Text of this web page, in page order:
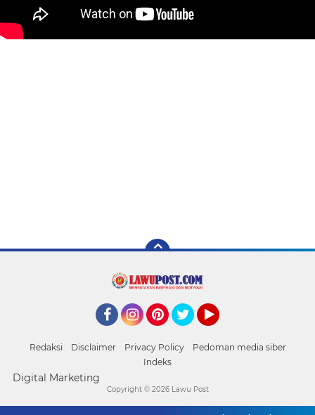
Redaksi Disclaimer Privacy Policy
Pedoman media siber
Indeks
Digital Marketing
Copyright © 2026 Lawu Post